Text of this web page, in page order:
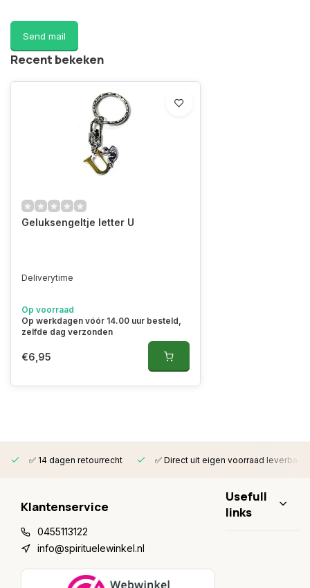
Send mail
Recent bekeken
Geluksengeltje letter U
Deliverytime
Op voorraad
Op werkdagen vóór 14.00 uur besteld,
zelfde dag verzonden
€6,95
✅ 14 dagen retourrecht ✅ Direct uit eigen voorraad leverbaar
Klantenservice
0455113122
info@spirituelewinkel.nl
Usefull
links